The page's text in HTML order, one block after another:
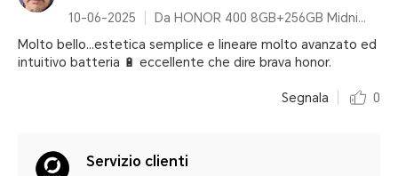
10-06-2025
Da HONOR 400 8GB+256GB Midnight Black
Molto bello...estetica semplice e lineare molto avanzato ed
intuitivo batteria 🔋 eccellente che dire brava honor.
Segnala 0
Servizio clienti